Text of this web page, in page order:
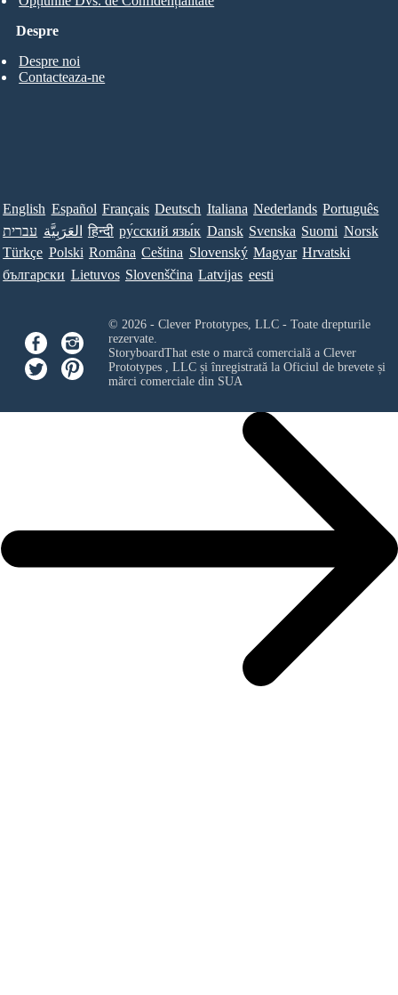
Despre
Despre noi
Contacteaza-ne
English Español Français Deutsch Italiana Nederlands Português
עברית العَرَبِيَّة हिन्दी ру́сский язы́к Dansk Svenska Suomi Norsk
Türkçe Polski Româna Ceština Slovenský Magyar Hrvatski
български Lietuvos Slovenščina Latvijas eesti
© 2026 - Clever Prototypes, LLC - Toate drepturile
rezervate.
StoryboardThat este o marcă comercială a Clever
Prototypes , LLCși înregistrată la Oficiul de brevete și
mărci comerciale din SUA